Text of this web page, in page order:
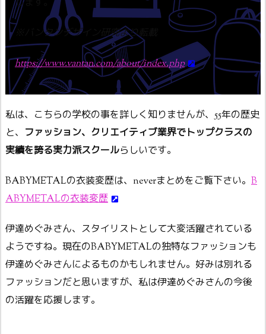
します。
※バンタンデザイン研究より転載
https://www.vantan.com/about/index.php
私は、こちらの学校の事を詳しく知りませんが、55年の歴史
と、 ファッション、クリエイティブ業界でトップクラスの
実績を誇る実力派スクールらしいです。
BABYMETALの衣装変歴は、neverまとめをご覧下さい。 B
ABYMETALの衣装変歴
伊達めぐみさん、スタイリストとして大変活躍されている
ようですね。現在のBABYMETALの独特なファッションも
伊達めぐみさんによるものかもしれません。好みは別れる
ファッションだと思いますが、私は伊達めぐみさんの今後
の活躍を応援します。